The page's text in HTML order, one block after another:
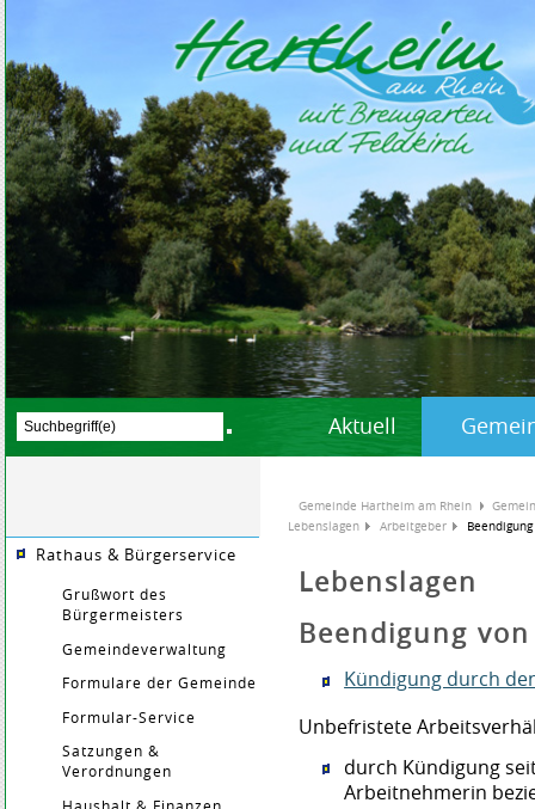
Aktuell
Rathaus & Bürgerservice
Grußwort des
Bürgermeisters
Gemeindeverwaltung
Formulare der Gemeinde
Formular-Service
Satzungen &
Verordnungen
Gemeinde Hartheim am Rhein
Lebenslagen
Arbeitgeber
Lebenslagen
Beendigung
Kündigung durch
Unbefristete
durch Kündigung
Arbeitnehmerin